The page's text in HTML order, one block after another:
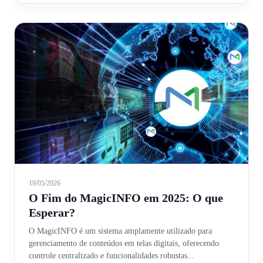
19/05/2026
O Fim do MagicINFO em 2025: O que
Esperar?
O MagicINFO é um sistema amplamente utilizado para
gerenciamento de conteúdos em telas digitais, oferecendo
controle centralizado e funcionalidades robustas...